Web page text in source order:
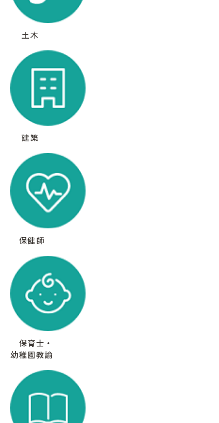
土木
建築
保健師
保育士・
幼稚園教諭